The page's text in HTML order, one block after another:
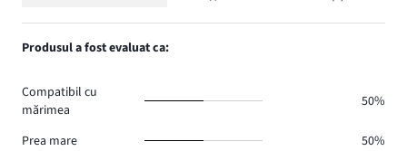
1.
0.
Evaluare
1,
Produsul a fost evaluat ca:
Compatibil cu
mărimea
50%
Prea mare
50%